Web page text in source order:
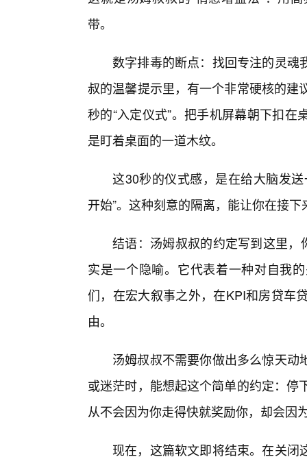
带。
数字排毒的断点：找回专注的灵魂
叔的温馨提示里，有一个非常硬核的
秒的“入定仪式”。把手机屏幕朝下扣
是盯着桌面的一道木纹。
这30秒的仪式感，是在给大脑发
开始”。这种刻意的隔离，能让你在接
结语：汤姆叔叔的约定写到这里，
实是一个隐喻。它代表着一种对自我
们，在宏大叙事之外，在KPI和房贷车
由。
汤姆叔叔不需要你做出多么惊天
或迷茫时，能想起这个简单的约定：
从不会因为你走得快就奖励你，却会因
现在，这篇软文即将结束。在关闭